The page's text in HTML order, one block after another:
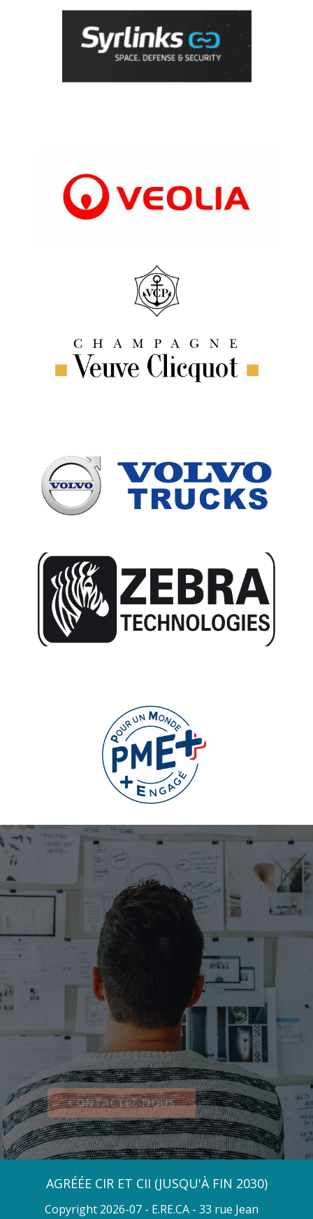
CONTACTEZ-NOUS
AGRÉÉE CIR ET CII (JUSQU'À FIN 2030)
Copyright 2026-07 - E.RE.CA - 33 rue Jean